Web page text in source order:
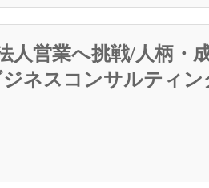
人営業へ挑戦/人柄・
ネスコンサルティ